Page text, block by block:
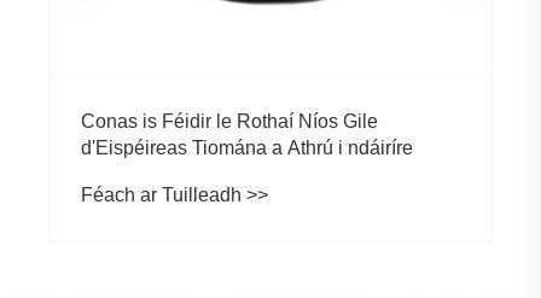
Conas is Féidir le Rothaí Níos Gile
d'Eispéireas Tiomána a Athrú i ndáiríre
Féach ar Tuilleadh >>